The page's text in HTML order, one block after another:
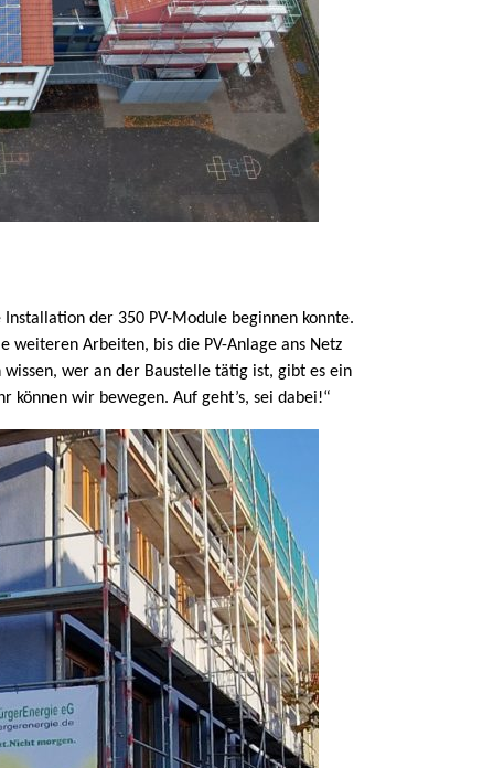
der 350 PV-Module beginnen konnte.
weiteren Arbeiten, bis die PV-Anlage ans Netz
wer an der Baustelle tätig ist, gibt es ein
wir bewegen. Auf geht’s, sei dabei!“